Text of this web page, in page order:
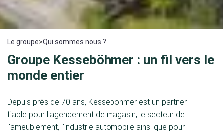
Le groupe>Qui sommes nous ?
Groupe Kesseböhmer : un fil vers le
monde entier
Depuis près de 70 ans, Kesseböhmer est un partner
fiable pour l'agencement de magasin, le secteur de
l'ameublement, l'industrie automobile ainsi que pour